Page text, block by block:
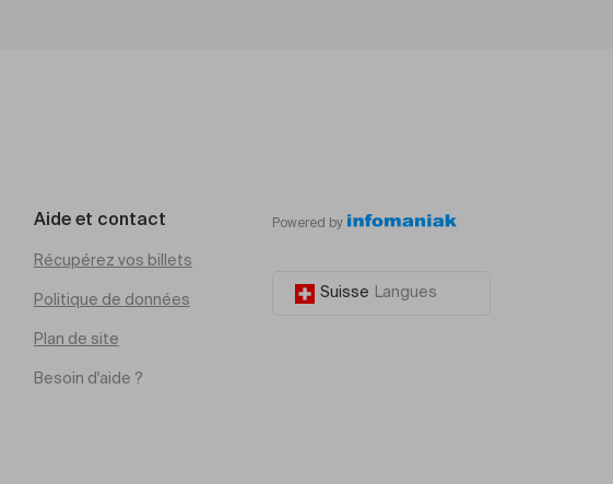
Aide et contact
Récupérez vos billets
Politique de données
Plan de site
Besoin d'aide ?
Powered by
Suisse Langues